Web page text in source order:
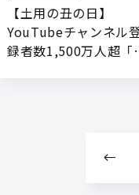
【土用の丑の日】
YouTubeチャンネル
録者数1,500万人超「
有頭うなぎの蒲焼』を7
月3日18:00～予約受